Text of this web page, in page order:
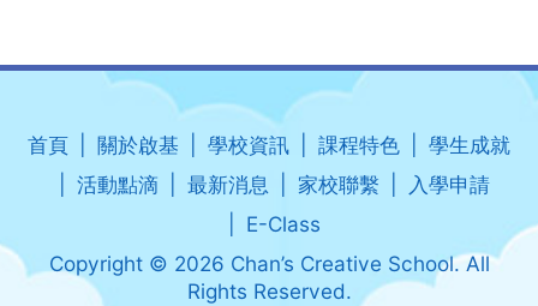
首頁 關於啟基 學校資訊 課程特色
學生成就
活動點滴
最新消息 家校聯繫
入學申請
E-Class
Copyright © 2026 Chan’s Creative School. All
Rights Reserved.